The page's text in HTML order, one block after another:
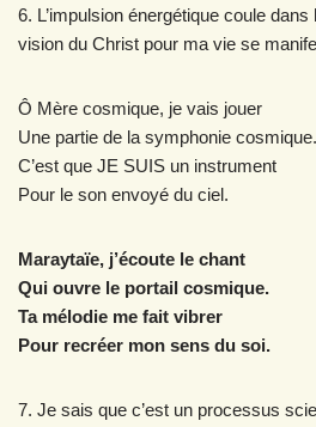
6. L’impulsion énergétique coule
vision du Christ pour ma vie se
Ô Mère cosmique, je vais jouer
Une partie de la symphonie cosmique.
C’est que JE SUIS un instrument
Pour le son envoyé du ciel.
Maraytaïe, j’écoute le chant
Qui ouvre le portail cosmique.
Ta mélodie me fait vibrer
Pour recréer mon sens du soi.
7. Je sais que c’est un processus